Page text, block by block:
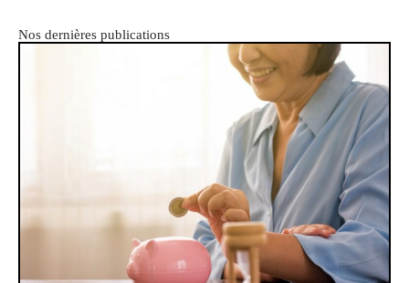
Nos dernières publications